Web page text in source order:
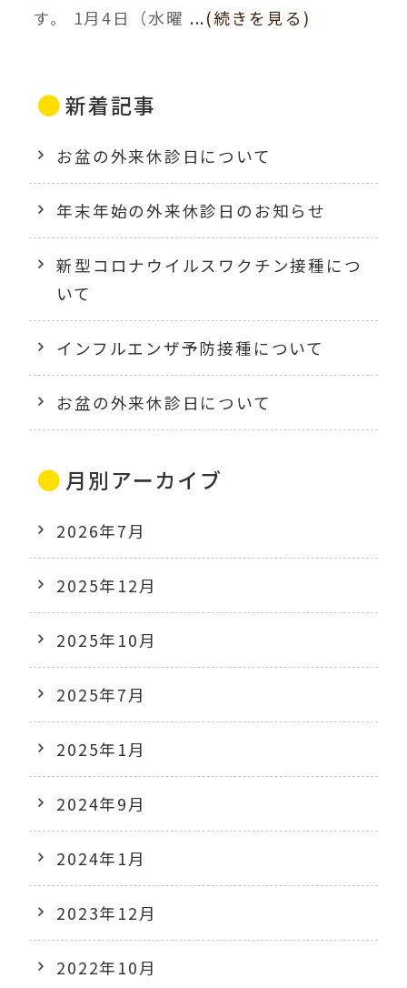
す。 1月4日（水曜 ...(続きを見る)
新着記事
お盆の外来休診日について
年末年始の外来休診日のお知らせ
新型コロナウイルスワクチン接種につ
いて
インフルエンザ予防接種について
お盆の外来休診日について
月別アーカイブ
2026年7月
2025年12月
2025年10月
2025年7月
2025年1月
2024年9月
2024年1月
2023年12月
2022年10月